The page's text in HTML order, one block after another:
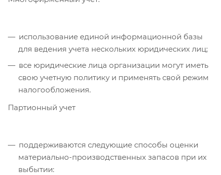
использование единой информационной базы
для ведения учета нескольких юридических лиц;
все юридические лица организации могут иметь
свою учетную политику и применять свой режим
налогообложения.
Партионный учет
поддерживаются следующие способы оценки
материально-производственных запасов при их
выбытии: